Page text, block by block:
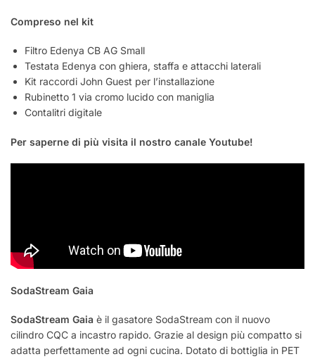
Compreso nel kit
Filtro Edenya CB AG Small
Testata Edenya con ghiera, staffa e attacchi laterali
Kit raccordi John Guest per l’installazione
Rubinetto 1 via cromo lucido con maniglia
Contalitri digitale
Per saperne di più visita il nostro canale Youtube!
SodaStream Gaia
SodaStream Gaia è il gasatore SodaStream con il nuovo
cilindro CQC a incastro rapido. Grazie al design più compatto si
adatta perfettamente ad ogni cucina. Dotato di bottiglia in PET